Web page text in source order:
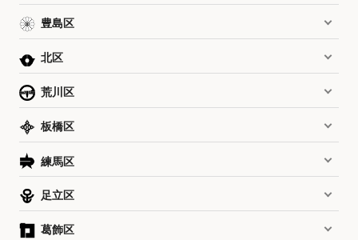
豊島区
北区
荒川区
板橋区
練馬区
足立区
葛飾区